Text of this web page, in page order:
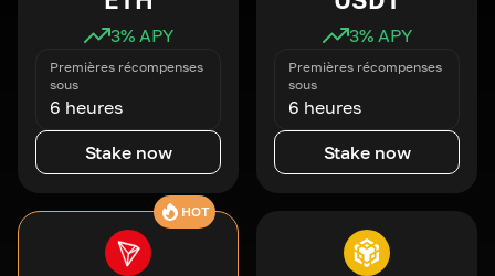
3% APY
Premières récompenses
sous
6 heures
Stake now
3% APY
Premières récompenses
sous
6 heures
Stake now
HOT